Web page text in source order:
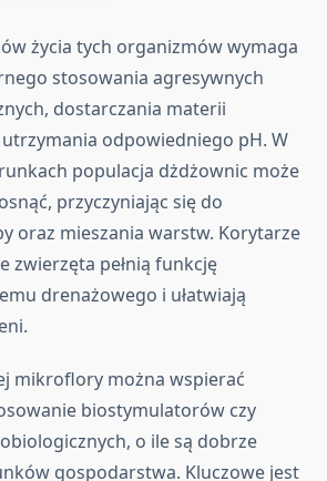
życia tych organizmów wymaga
stosowania agresywnych
dostarczania materii
odpowiedniego pH. W
populacja dżdżownic może
przyczyniając się do
oraz mieszania warstw. Korytarze
zwierzęta pełnią funkcję
drenażowego i ułatwiają
mikroflory można wspierać
biostymulatorów czy
o ile są dobrze
gospodarstwa. Kluczowe jest